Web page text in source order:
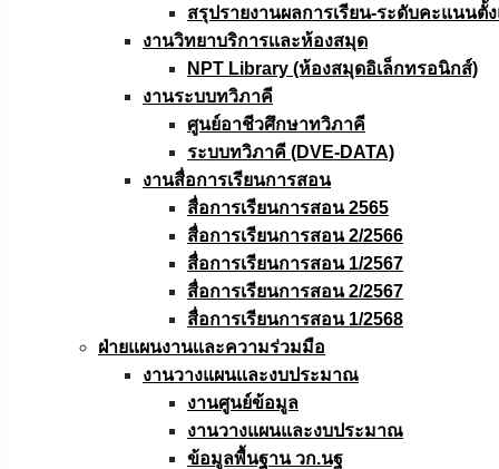
สรุปรายงานผลการเรียน-ระดับคะแนนตั้
งานวิทยาบริการเเละห้องสมุด
NPT Library (ห้องสมุดอิเล็กทรอนิกส์)
งานระบบทวิภาคี
ศูนย์อาชีวศึกษาทวิภาคี
ระบบทวิภาคี (DVE-DATA)
งานสื่อการเรียนการสอน
สื่อการเรียนการสอน 2565
สื่อการเรียนการสอน 2/2566
สื่อการเรียนการสอน 1/2567
สื่อการเรียนการสอน 2/2567
สื่อการเรียนการสอน 1/2568
ฝ่ายแผนงานเเละความร่วมมือ
งานวางแผนเเละงบประมาณ
งานศูนย์ข้อมูล
งานวางแผนและงบประมาณ
ข้อมูลพื้นฐาน วก.นฐ